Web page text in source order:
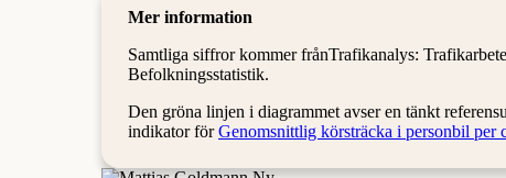
Mer information
Samtliga siffror kommer frånTrafikanalys:
Befolkningsstatistik.
Den gröna linjen i diagrammet avser en tänkt
indikator förGenomsnittlig körsträcka i personbil per